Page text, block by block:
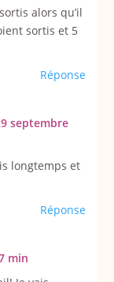
alors qu’il
sortis et 5
Réponse
septembre
longtemps et
Réponse
min